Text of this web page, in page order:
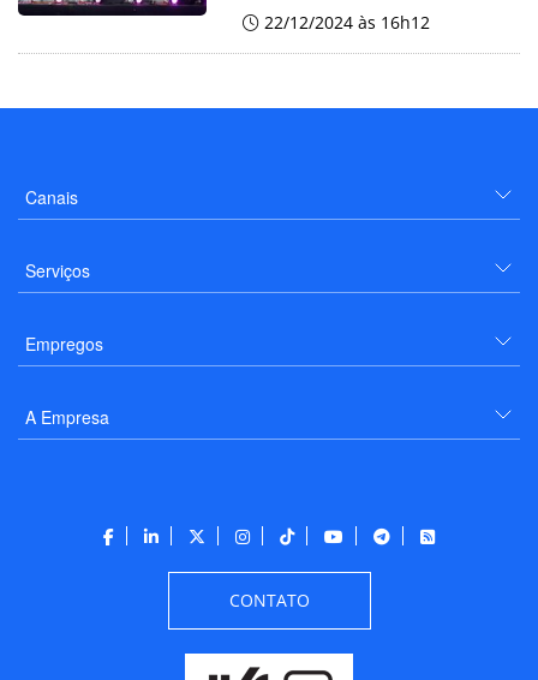
22/12/2024 às 16h12
Canais
Serviços
Empregos
A Empresa
CONTATO